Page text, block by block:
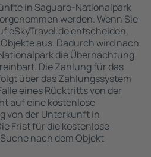
in Saguaro-Nationalpark
werden. Wenn Sie
eSkyTravel.de entscheiden,
aus. Dadurch wird nach
die Übernachtung
Die Zahlung für das
über das Zahlungssystem
eines Rücktritts von der
auf eine kostenlose
von der Unterkunft in
Frist für die kostenlose
nach dem Objekt